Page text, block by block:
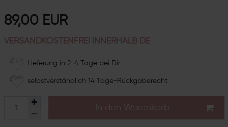
89,00 EUR
VERSANDKOSTENFREI INNERHALB DE
Lieferung in 2-4 Tage bei Dir
selbstverständlich 14 Tage-Rückgaberecht
In den Warenkorb